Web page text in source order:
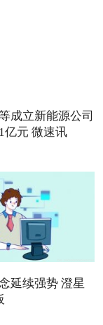
成立新能源公司
亿元 微速讯
延续强势 澄星